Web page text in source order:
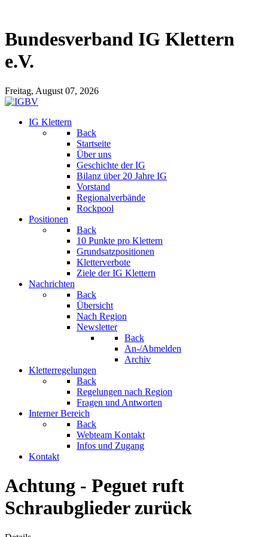
Bundesverband IG Klettern
e.V.
Freitag, August 07, 2026
IG Klettern
Back
Startseite
Über uns
Geschichte der IG
Bilanz über 20 Jahre IG
Vorstand
Regionalverbände
Rockpool
Positionen
Back
10 Punkte pro Klettern
Grundsatzpositionen
Kletterverbote
Ziele der IG Klettern
Nachrichten
Back
Übersicht
Nach Region
Newsletter
Back
An-/Abmelden
Archiv
Kletterregelungen
Back
Regelungen nach Region
Fragen und Antworten
Interner Bereich
Back
Webteam Kontakt
Infos und Zugang
Kontakt
Achtung - Peguet ruft
Schraubglieder zurück